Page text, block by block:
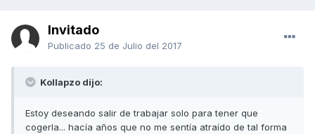
Invitado
Publicado 25 de Julio del 2017
Kollapzo dijo:
Estoy deseando salir de trabajar solo para tener que
cogerla... hacía años que no me sentía atraído de tal forma